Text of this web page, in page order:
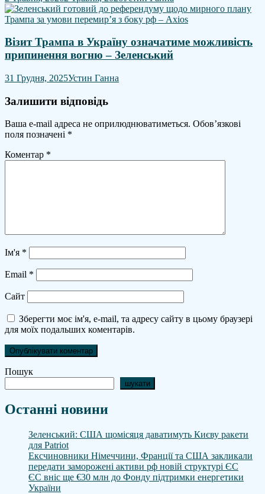
Візит Трампа в Україну означатиме можливість
припинення вогню – Зеленський
31 Грудня, 2025Устин Ганна
Залишити відповідь
Ваша e-mail адреса не оприлюднюватиметься. Обов’язкові
поля позначені *
Коментар *
Ім'я *
Email *
Сайт
Зберегти моє ім'я, e-mail, та адресу сайту в цьому браузері
для моїх подальших коментарів.
Пошук
шукати
Останні новини
Зеленський: США щомісяця даватимуть Києву ракети
для Patriot
Ексчиновники Німеччини, Франції та США закликали
передати заморожені активи рф новій структурі ЄС
ЄС вніс ще €30 млн до Фонду підтримки енергетики
України